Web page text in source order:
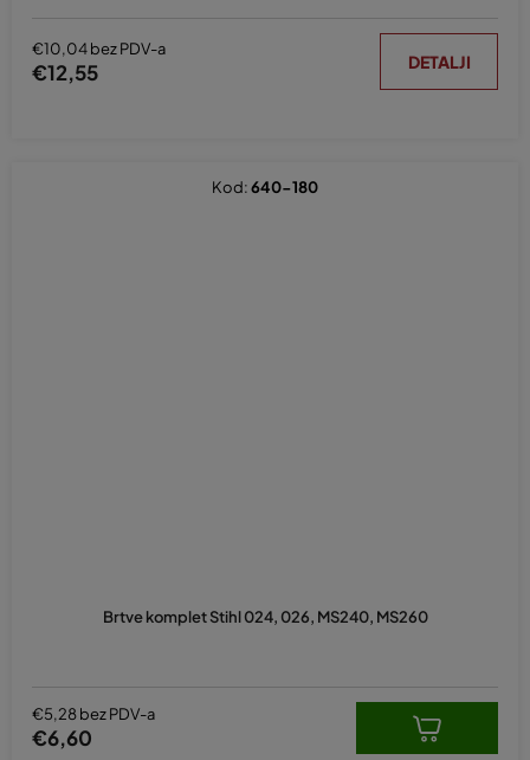
€10,04 bez PDV-a
€12,55 DETALJI
Brtve komplet Stihl 024, 026, MS240, MS260
€5,28 bez PDV-a
€6,60
Kod:640-180